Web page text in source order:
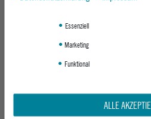
Essenziell
Marketing
Funktional
ALLE